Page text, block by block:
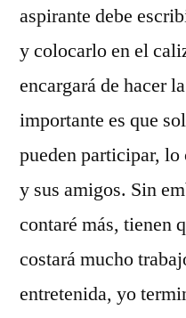
aspirante debe
y colocarlo en el
encargará de hacer
importante es que
pueden participar,
y sus amigos. Sin
contaré más, tienen
costará mucho
entretenida, yo